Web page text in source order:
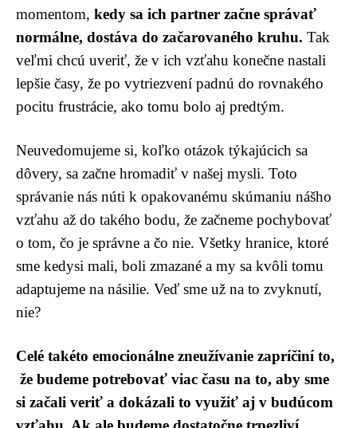
momentom, kedy sa ich partner začne správať
normálne, dostáva do začarovaného kruhu. Tak
veľmi chcú uveriť, že v ich vzťahu konečne nastali
lepšie časy, že po vytriezvení padnú do rovnakého
pocitu frustrácie, ako tomu bolo aj predtým.
Neuvedomujeme si, koľko otázok týkajúcich sa
dôvery, sa začne hromadiť v našej mysli. Toto
správanie nás núti k opakovanému skúmaniu nášho
vzťahu až do takého bodu, že začneme pochybovať
o tom, čo je správne a čo nie. Všetky hranice, ktoré
sme kedysi mali, boli zmazané a my sa kvôli tomu
adaptujeme na násilie. Veď sme už na to zvyknutí,
nie?
Celé takéto emocionálne zneužívanie zapríčiní to,
že budeme potrebovať viac času na to, aby sme
si začali veriť a dokázali to využiť aj v budúcom